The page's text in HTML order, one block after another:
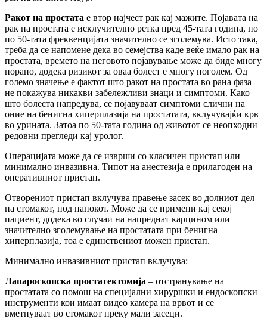
Ракот на простата е втор најчест рак кај мажите. Појавата на
рак на простата е исклучително ретка пред 45-тата година, но
по 50-тата фреквенцијата значително се зголемува. Исто така,
треба да се напомене дека во семејства каде веќе имало рак на
простата, времето на неговото појавување може да биде многу
порано, додека ризикот за оваа болест е многу поголем. Од
големо значење е фактот што ракот на простата во рана фаза
не покажува никакви забележливи знаци и симптоми. Како
што болеста напредува, се појавуваат симптоми слични на
оние на бенигна хиперплазија на простатата, вклучувајќи крв
во урината. Затоа по 50-тата година од животот се неопходни
редовни прегледи кај уролог.
Операцијата може да се изврши со класичен пристап или
минимално инвазивна. Типот на анестезија е прилагоден на
оперативниот пристап.
Отворениот пристап вклучува правење засек во долниот дел
на стомакот, под папокот. Може да се примени кај секој
пациент, додека во случаи на напреднат карцином или
значително зголемување на простатата при бенигна
хиперплазија, тоа е единствениот можен пристап.
Минимално инвазивниот пристап вклучува:
Лапароскопска простатектомија – отстранување на
простатата со помош на специјални хируршки и ендоскопски
инструменти кои имаат видео камера на врвот и се
вметнуваат во стомакот преку мали засеци.